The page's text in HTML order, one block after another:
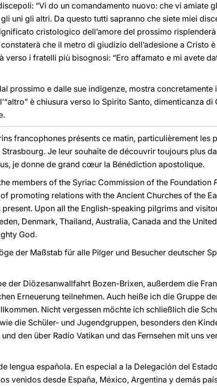
“Vi do un comandamento nuovo: che vi amiate
uni gli altri. Da questo tutti sapranno che siete miei
cristologico dell’amore del prossimo
che il metro di giudizio dell’adesione a Cristo
i fratelli più bisognosi: “Ero affamato e mi avete
prossimo e dalle sue indigenze, mostra concretamente
è chiusura verso lo Spirito Santo, dimenticanza
francophones présents ce matin, particulièrement les
Je leur souhaite de découvrir toujours plus
je donne de grand cœur la Bénédiction apostolique.
members of the Syriac Commission of the Foundation
promoting relations with the Ancient Churches of the
Upon all the English-speaking pilgrims and
Denmark, Thailand, Australia, Canada and the
God.
der Maßstab für alle Pilger und Besucher deutscher
der Diözesanwallfahrt Bozen-Brixen, außerdem die
Erneuerung teilnehmen. Auch heiße ich die Gruppe
Nicht vergessen möchte ich schließlich die
die Schüler- und Jugendgruppen, besonders den
den über Radio Vatikan und das Fernsehen mit uns
lengua española. En especial a la Delegación del
venidos desde España, México, Argentina y demás